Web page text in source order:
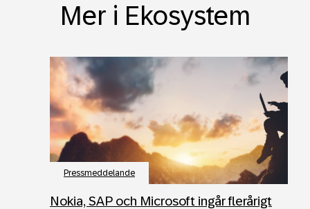
Mer i Ekosystem
Pressmeddelande
Nokia, SAP och Microsoft ingår flerårigt